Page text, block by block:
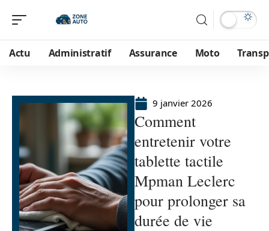
Actu Administratif Assurance Moto
9 janvier 2026
Comment
entretenir votre
tablette tactile
Mpman Leclerc
pour prolonger sa
durée de vie